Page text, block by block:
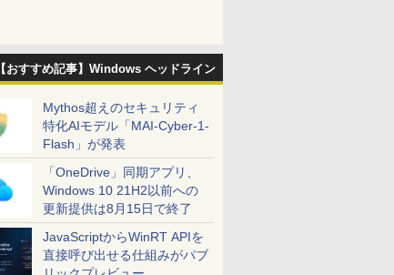
【おすすめ記事】Windows ヘッドライン
Mythos超えのセキュリティ
特化AIモデル「MAI-Cyber-1-
Flash」が発表
「OneDrive」同期アプリ、
Windows 10 21H2以前への
更新提供は8月15日で終了
JavaScriptからWinRT APIを
直接呼び出せる仕組みがパブ